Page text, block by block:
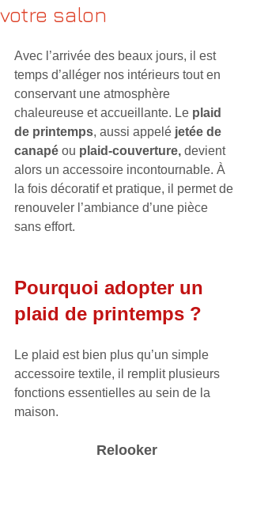
votre salon
Avec l’arrivée des beaux jours, il est
temps d’alléger nos intérieurs tout en
conservant une atmosphère
chaleureuse et accueillante. Le plaid
de printemps, aussi appelé jetée de
canapé ou plaid-couverture, devient
alors un accessoire incontournable. À
la fois décoratif et pratique, il permet de
renouveler l’ambiance d’une pièce
sans effort.
Pourquoi adopter un
plaid de printemps ?
Le plaid est bien plus qu’un simple
accessoire textile, il remplit plusieurs
fonctions essentielles au sein de la
maison.
Relooker